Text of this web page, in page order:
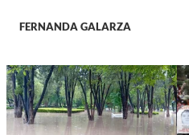
FERNANDA GALARZA